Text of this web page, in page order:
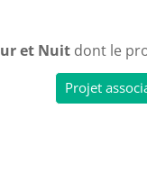
et Nuit dont le
Projet